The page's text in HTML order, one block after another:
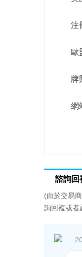
注
歐
牌
網
諮詢回
(由於交易
詢回複或者